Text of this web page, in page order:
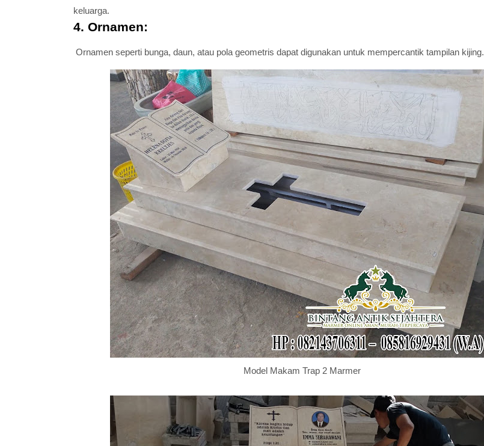
keluarga.
4. Ornamen:
Ornamen seperti bunga, daun, atau pola geometris dapat digunakan untuk mempercantik tampilan kijing.
Model Makam Trap 2 Marmer